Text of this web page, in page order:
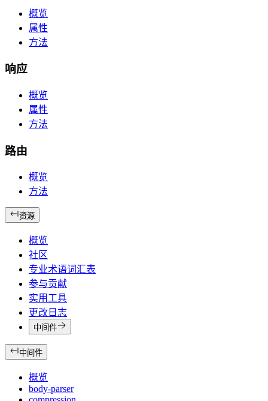
概览
属性
方法
响应
概览
属性
方法
路由
概览
方法
资源
概览
社区
专业术语词汇表
参与贡献
实用工具
更改日志
中间件
中间件
概览
body-parser